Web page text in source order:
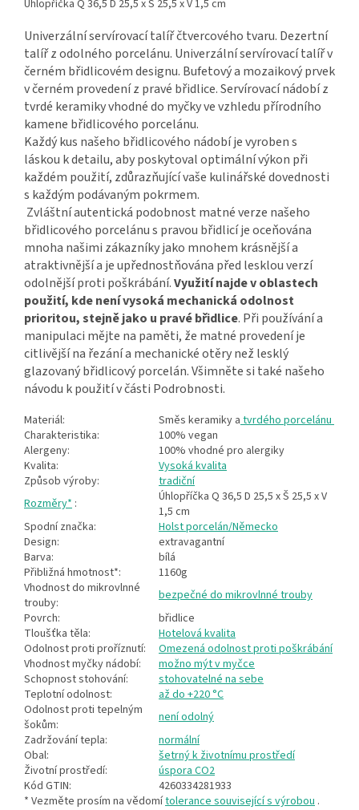
Úhlopříčka Q 36,5 D 25,5 x Š 25,5 x V 1,5 cm
Univerzální servírovací talíř čtvercového tvaru. Dezertní
talíř z odolného porcelánu. Univerzální servírovací talíř v
černém břidlicovém designu. Bufetový a mozaikový prvek
v černém provedení z pravé břidlice. Servírovací nádobí z
tvrdé keramiky vhodné do myčky ve vzhledu přírodního
kamene břidlicového porcelánu.
Každý kus našeho břidlicového nádobí je vyroben s
láskou k detailu, aby poskytoval optimální výkon při
každém použití, zdůrazňující vaše kulinářské dovednosti
s každým podávaným pokrmem.
Zvláštní autentická podobnost matné verze našeho
břidlicového porcelánu s pravou břidlicí je oceňována
mnoha našimi zákazníky jako mnohem krásnější a
atraktivnější a je upřednostňována před lesklou verzí
odolnější proti poškrábání.Využití najde v oblastech
použití, kde není vysoká mechanická odolnost
prioritou, stejně jako u pravé břidlice. Při používání a
manipulaci mějte na paměti, že matné provedení je
citlivější na řezání a mechanické otěry než lesklý
glazovaný břidlicový porcelán. Všimněte si také našeho
návodu k použití v části Podrobnosti.
Materiál: Směs keramiky a tvrdého porcelánu
Charakteristika:
100% vegan
Alergeny:
100% vhodné pro alergiky
Kvalita:
Vysoká kvalita
Způsob výroby:
tradiční
Rozměry* :
Úhlopříčka Q 36,5 D 25,5 x Š 25,5 x V
1,5 cm
Spodní značka:
Holst porcelán/Německo
Design:
extravagantní
Barva:
bílá
Přibližná hmotnost*:
1160g
Vhodnost do mikrovlnné
trouby:
bezpečné do mikrovlnné trouby
Povrch:
břidlice
Tloušťka těla:
Hotelová kvalita
Odolnost proti proříznutí:
Omezená odolnost proti poškrábání
Vhodnost myčky nádobí:
možno mýt v myčce
Schopnost stohování:
stohovatelné na sebe
Teplotní odolnost:
až do +220 °C
Odolnost proti tepelným
šokům:
není odolný
Zadržování tepla:
normální
Obal:
šetrný k životnímu prostředí
Životní prostředí:
úspora CO2
Kód GTIN:
4260334281933
* Vezměte prosím na vědomítolerance související s výrobou .